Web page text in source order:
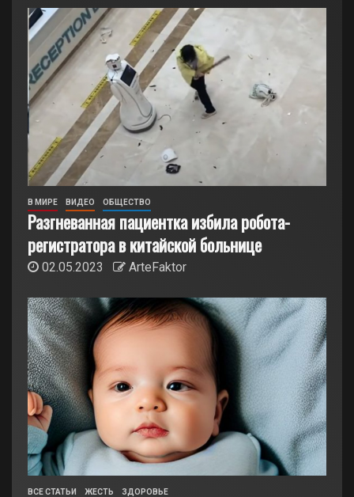
В МИРЕ ВИДЕО ОБЩЕСТВО
Разгневанная пациентка избила робота-
регистратора в китайской больнице
02.05.2023 ArteFaktor
ВСЕ СТАТЬИ ЖЕСТЬ ЗДОРОВЬЕ